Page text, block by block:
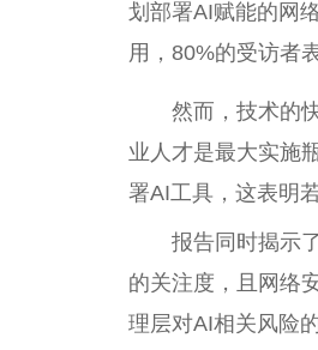
划部署AI赋能的网
用，80%的受访者
然而，技术的
业人才是最大实施
署AI工具，这表明
报告同时揭示
的关注度，且网络
理层对AI相关风险